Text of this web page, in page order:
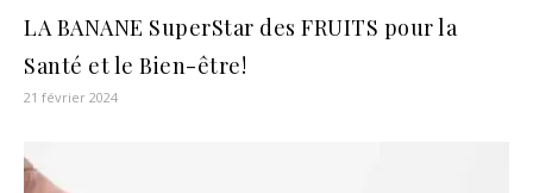
LA BANANE SuperStar des FRUITS pour la
Santé et le Bien-être!
21 février 2024